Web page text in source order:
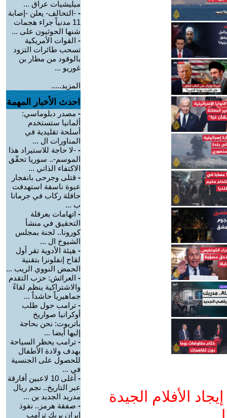
الأفلام الجيدة
ميليشيات عراق ...
- -التحالف- يعلن -إصابة
11 مدنياً جراء هجمات
شنها الحوثيون على ...
- القوات الأمريكية
تسحب طائرات التزود
بالوقود من مطار بن
غوريو ...
المزيد.....
احدث الأخبار المهمة
- مصدر دبلوماسي:
ألمانيا ستستخدم
أسلحة تقليدية في
المناورات ال ...
- -لا حاجة للاستيراد هذا
الموسم-.. سوريا تحقّق
الاكتفاء الذاتي ...
- قتلى وجرحى بانفجار
عبوة ناسفة استهدفت
حافلة ركاب في جرمانا
ب ...
- اتهامات بعرقلة
التحقيق في منشأ
كورونا.. لجنة بمجلس
الشيوخ ال ...
- هيئة الأدوية تقر أول
لقاح إنفلونزا بتقنية
الحمض النووي الريب ...
- العرائش: حزب التقدم
والاشتراكية ينظم لقاءً
جماهيرياً حاشداً ...
- ترامب حول طلب
أوكرانيا صواريخ
باتريوت: نحن بحاجة
إليها أيضا ...
- ترامب يحظر السياحة
بهدف ولادة الأطفال
للحصول على الجنسية
في ...
-
أغلى 10 لاعبين أفارقة
عبر التاريخ.. نجم ريال
مدريد الجديد ين ...
- صفقة هرمز.. نفوذ
إيران يربك ترامب